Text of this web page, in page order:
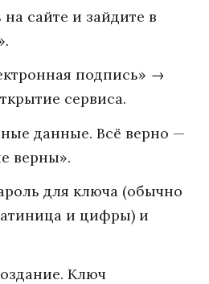
на сайте и зайдите в
подпись» →
сервиса.
данные. Всё верно —
верны».
для ключа (обычно
и цифры) и
Ключ